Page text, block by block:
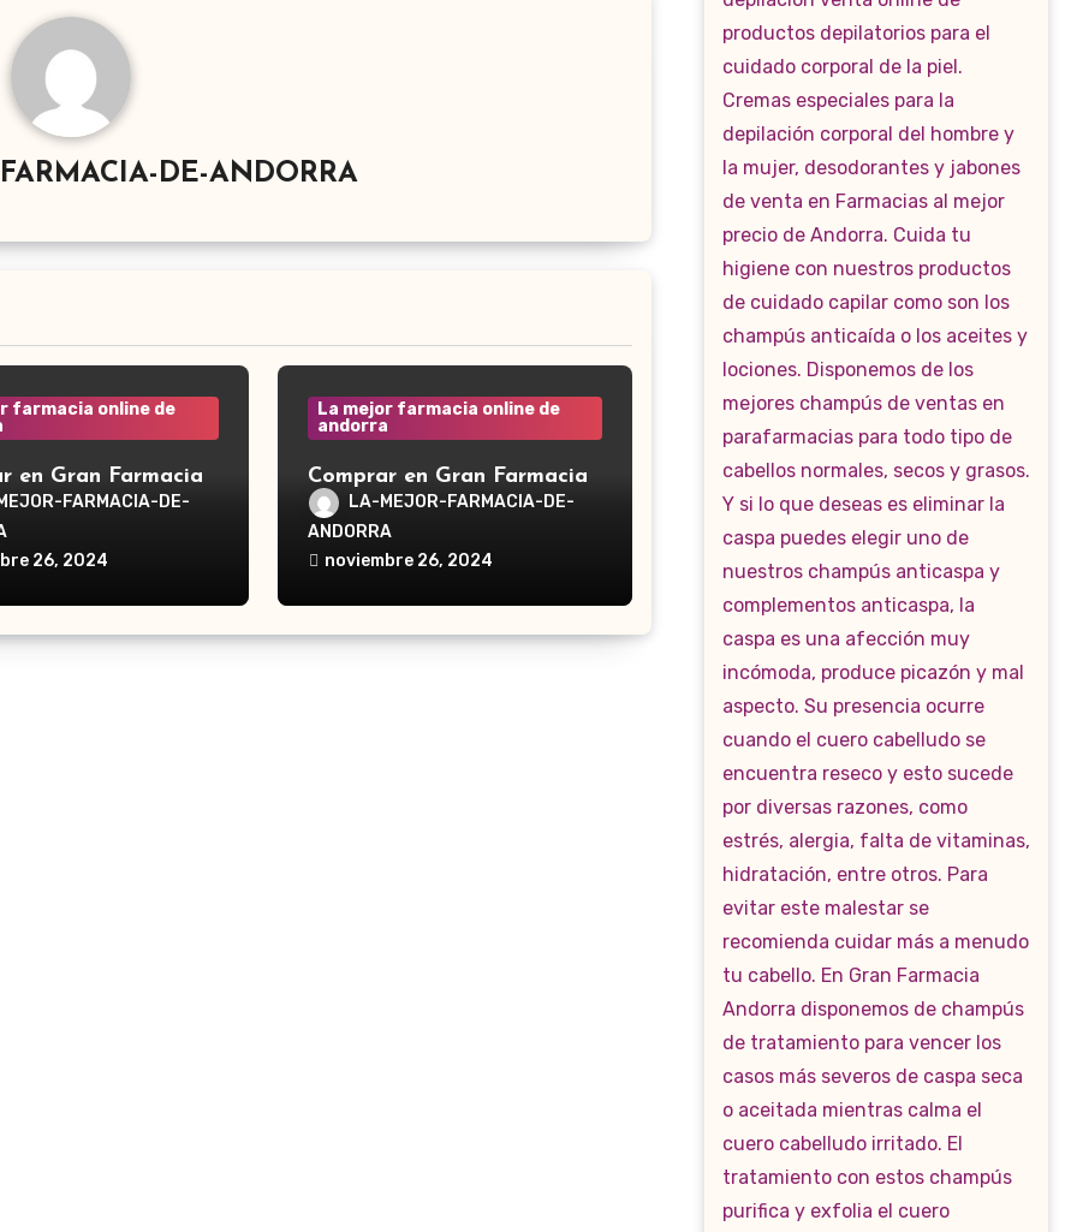
DE-ANDORRA
farmacia online de
en Gran Farmacia
Waterpik®
Traveler WP-300
FARMACIA-DE-
26, 2024
La mejor farmacia online de
andorra
Comprar en Gran Farmacia
Andorra Waterpik®
Irrigador Ultra Plus WP-160
LA-MEJOR-FARMACIA-DE-
ANDORRA
noviembre 26, 2024